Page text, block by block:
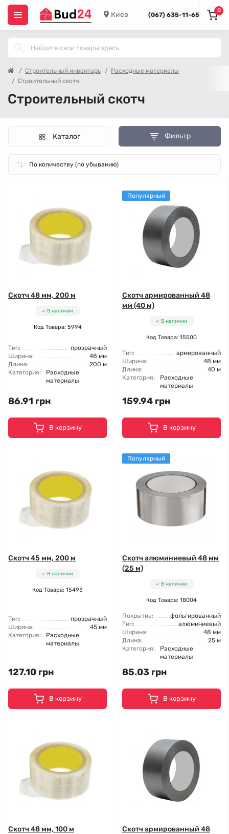
Киев (067) 635-11-65
0
Строительный инвентарь
Расходные материалы
Строительный скотч
Строительный скотч
Фильтр
Каталог
Скотч 48 мм, 200 м
В наличии
Код Товара: 5994
Тип:
прозрачный
Ширина:
48 мм
Длина:
200 м
Категория:
Расходные
материалы
86.91 грн
В корзину
Популярный
Скотч армированный 48
мм (40 м)
В наличии
Код Товара: 15500
Тип:
армированный
Ширина:
48 мм
Длина:
40 м
Категория:
Расходные
материалы
159.94 грн
В корзину
Скотч 45 мм, 200 м
В наличии
Код Товара: 15493
Тип:
прозрачный
Ширина:
45 мм
Категория:
Расходные
материалы
127.10 грн
В корзину
Популярный
Скотч алюминиевый 48 мм
(25 м)
В наличии
Код Товара: 18004
Покрытие:
фольгированный
Тип:
алюминиевый
Ширина:
48 мм
Длина:
25 м
Категория:
Расходные
материалы
85.03 грн
В корзину
Скотч 48 мм, 100 м
Скотч армированный 48